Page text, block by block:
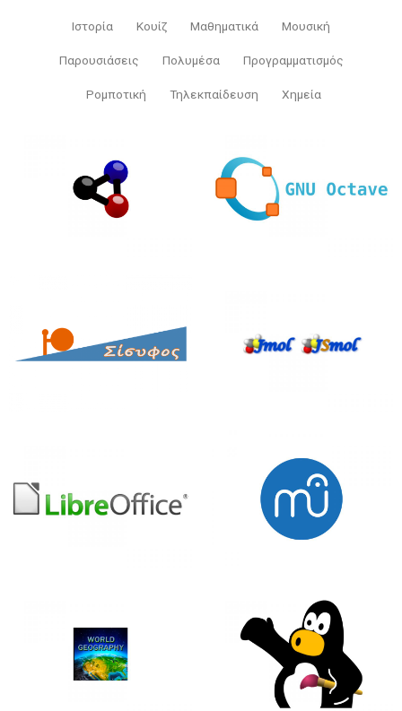
Ιστορία Κουίζ Μαθηματικά Μουσική
Παρουσιάσεις Πολυμέσα Προγραμματισμός
Ρομποτική Τηλεκπαίδευση Χημεία